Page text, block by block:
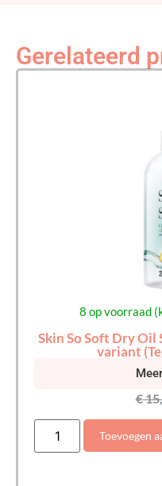
Gerelateerd
8 op voorraad
Skin So Soft Dry
variant
€
Toevoegen